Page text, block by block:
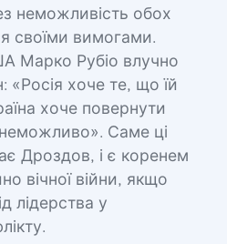
неможливість обох
своїми вимогами.
Марко Рубіо влучно
«Росія хоче те, що їй
хоче повернути
Саме ці
Дроздов, і є коренем
вічної війни, якщо
лідерства у